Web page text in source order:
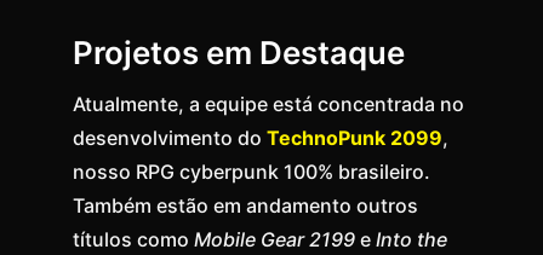
Projetos em Destaque
Atualmente, a equipe está concentrada no
desenvolvimento do TechnoPunk 2099,
nosso RPG cyberpunk 100% brasileiro.
Também estão em andamento outros
títulos como Mobile Gear 2199 e Into the